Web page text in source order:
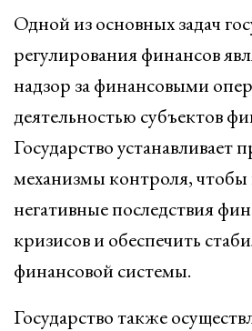
Одной из основных задач
регулирования финансов
надзор за финансовыми
деятельностью субъектов
Государство устанавливает
механизмы контроля, чтобы
негативные последствия
кризисов и обеспечить
финансовой системы.
Государство также